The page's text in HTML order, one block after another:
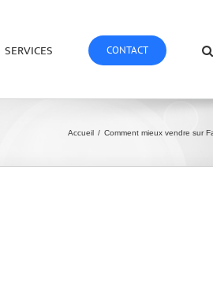
SERVICES CONTACT
Accueil / Comment mieux vendre sur